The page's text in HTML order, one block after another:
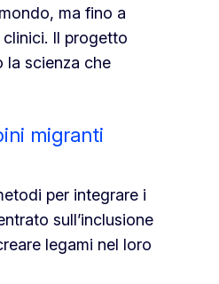
ma fino a
Il progetto
la scienza che
migranti
per integrare i
sull’inclusione
legami nel loro